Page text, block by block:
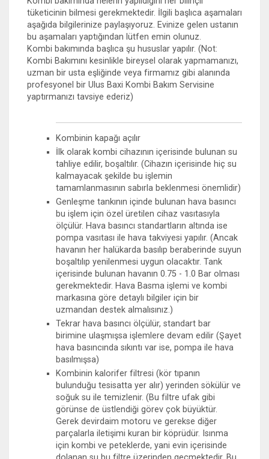
tüketicinin bilmesi gerekmektedir. İlgili başlıca aşamaları
aşağıda bilgilerinize paylaşıyoruz. Evinize gelen ustanın
bu aşamaları yaptığından lütfen emin olunuz.
Kombi bakımında başlıca şu hususlar yapılır. (Not:
Kombi Bakımını kesinlikle bireysel olarak yapmamanızı,
uzman bir usta eşliğinde veya firmamız gibi alanında
profesyonel bir Ulus Baxi Kombi Bakım Servisine
yaptırmanızı tavsiye ederiz)
Kombinin kapağı açılır
İlk olarak kombi cihazının içerisinde bulunan su
tahliye edilir, boşaltılır. (Cihazın içerisinde hiç su
kalmayacak şekilde bu işlemin
tamamlanmasının sabırla beklenmesi önemlidir)
Genleşme tankının içinde bulunan hava basıncı
bu işlem için özel üretilen cihaz vasıtasıyla
ölçülür. Hava basıncı standartların altında ise
pompa vasıtası ile hava takviyesi yapılır. (Ancak
havanın her halükarda basılıp beraberinde suyun
boşaltılıp yenilenmesi uygun olacaktır. Tank
içerisinde bulunan havanın 0.75 - 1.0 Bar olması
gerekmektedir. Hava Basma işlemi ve kombi
markasına göre detaylı bilgiler için bir
uzmandan destek almalısınız.)
Tekrar hava basıncı ölçülür, standart bar
birimine ulaşmışsa işlemlere devam edilir (Şayet
hava basıncında sıkıntı var ise, pompa ile hava
basılmışsa)
Kombinin kalorifer filtresi (kör tıpanın
bulunduğu tesisatta yer alır) yerinden sökülür ve
soğuk su ile temizlenir. (Bu filtre ufak gibi
görünse de üstlendiği görev çok büyüktür.
Gerek devirdaim motoru ve gerekse diğer
parçalarla iletişimi kuran bir köprüdür. Isınma
için kombi ve peteklerde, yani evin içerisinde